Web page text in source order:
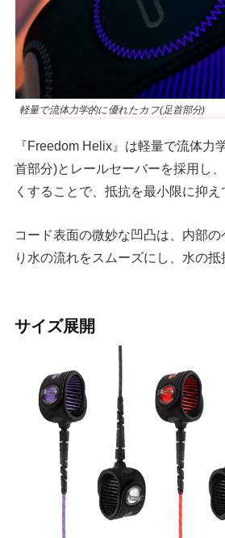
軽量で流体力学的に優れたカフ(足首部分)
『Freedom Helix』は軽量で流体力
首部分)とレールセーバーを採用し
くすることで、抵抗を最小限に抑え
コード表面の微妙な凹凸は、内部の
り水の流れをスムーズにし、水の抵
サイズ展開